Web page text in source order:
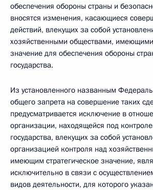
обеспечения обороны страны и
вносятся изменения, касающиеся
действий, влекущих за собой
хозяйственными обществами, имеющими
значение для обеспечения обороны
государства.
Из установленного названным
общего запрета на совершение таких
предусматривается исключение в
организации, находящейся под
государства, влекущих за собой
организацией контроля над
имеющим стратегическое значение,
исключительно в связи с
видов деятельности, для которого